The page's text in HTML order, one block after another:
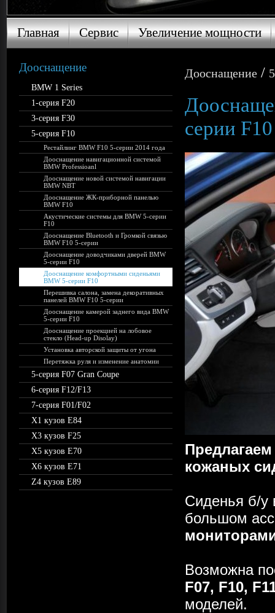
Главная
Главная Сервис
Сервис Увеличение мощности
Увеличение мощности
Дооснащение
BMW 1 Series
1-серия F20
3-серия F30
5-серия F10
Рестайлинг BMW F10 5-серии 2014 года
Дооснащение навигационной системой
BMW Professioanl
Дооснащение новой системой навигации
BMW NBT
Дооснащение ЖК-приборной панелью
BMW F10
Акустические системы для BMW 5-серии
F10
Дооснащение Bluetooth и Громкой связью
BMW F10 5-серии
Дооснащение доводчиками дверей BMW
5-серии F10
Дооснащение комфортными сиденьями
BMW 5-серии F10
Перешивка салона, замена декоративных
панелей BMW F10 5-серии
Дооснащение камерой заднего вида BMW
5-серии F10
Дооснащение проекцией на лобовое
стекло (Head-up Disolay)
Установка авторской защиты от угона
Перетяжка руля и изменение анатомии
5-серия F07 Gran Coupe
6-серия F12/F13
7-серия F01/F02
X1 кузов E84
X3 кузов F25
X5 кузов E70
X6 кузов E71
Z4 кузов E89
Дооснащение /
серии F10
кожаных
Сиденья б/у
большом
Возможна
F07, F10,
моделей.